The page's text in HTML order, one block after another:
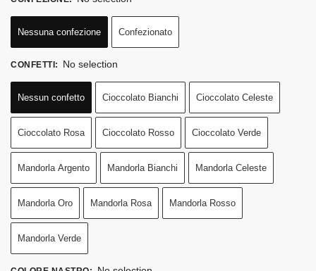
Nessuna confezione Confezionato
CONFETTI: No selection
Nessun confetto Cioccolato Bianchi Cioccolato Celeste
Cioccolato Rosa Cioccolato Rosso Cioccolato Verde
Mandorla Argento Mandorla Bianchi Mandorla Celeste
Mandorla Oro Mandorla Rosa Mandorla Rosso
Mandorla Verde